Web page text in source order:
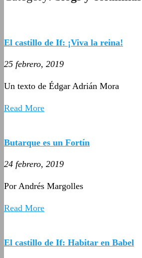
El castillo de If: ¡Viva la reina!
25 febrero, 2019
Un texto de Édgar Adrián Mora
Read More
Butarque es un Fortín
24 febrero, 2019
Por Andrés Margolles
Read More
El castillo de If: Habitar en Babel